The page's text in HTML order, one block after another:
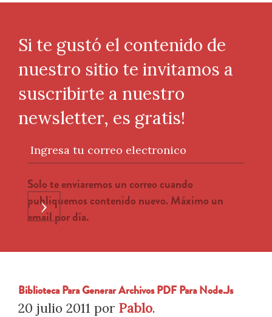
Si te gustó el contenido de
nuestro sitio te invitamos a
suscribirte a nuestro
newsletter, es gratis!
Ingresa tu correo electronico
Solo te enviaremos un correo cuando
publiquemos contenido nuevo. Máximo un
email por día.
›
Biblioteca Para Generar Archivos PDF Para Node.js
20 julio 2011 por Pablo.